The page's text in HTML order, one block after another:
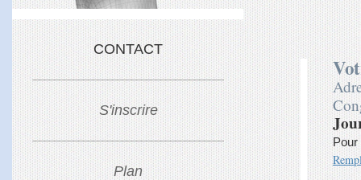
CONTACT
S'inscrire
Plan